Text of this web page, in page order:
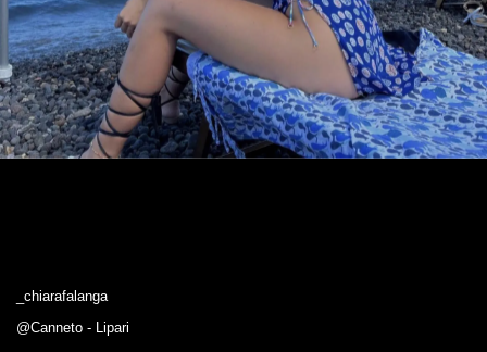
_chiarafalanga
@Canneto - Lipari